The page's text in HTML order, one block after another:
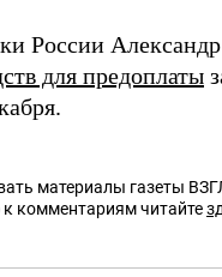
России
для предоплаты
материалы газеты
комментариям читайте